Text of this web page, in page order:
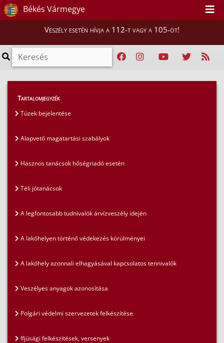
Békés Vármegye
Veszély esetén hívja a 112-t vagy a 105-öt!
Lakosság >
Veszélyes anyagok azonosítása
Tartalomjegyzék
Tüzek bejelentése
Alapvető magatartási szabályok
Hasznos tanácsok hőségriadó esetén
Téli jótanácsok
A legfontosabb tudnivalók árvízveszély idején
A lakóhelyen történő védekezés körülményei
A lakóhely azonnali elhagyásával kapcsolatos tennivalók
Veszélyes anyagok azonosítása
Polgári védelmi szervezetek felkészítése
Ifjúsági felkészítések, versenyek